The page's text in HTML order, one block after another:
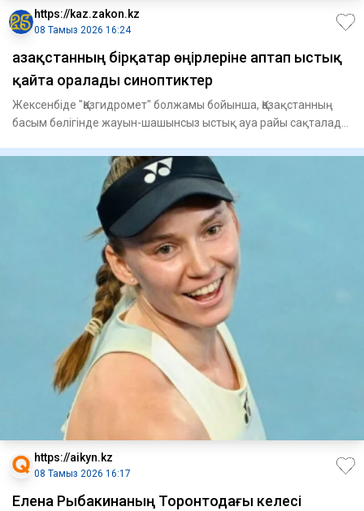
https://kaz.zakon.kz
08 Тамыз 2026 16:24
Қазақстанның бірқатар өңірлеріне аптап ыстық
қайта оралады синоптиктер
Жексенбіде "Қазгидромет" болжамы бойынша, Қазақстанның
басым бөлігінде жауын-шашынсыз ыстық ауа райы сақталады.
https://aikyn.kz
08 Тамыз 2026 16:17
Елена Рыбакинаның Торонтодағы келесі